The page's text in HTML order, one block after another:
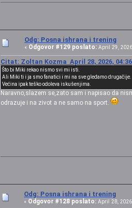
Odg: Posna ishrana i trening
« Odgovor #129 poslato: April 29,
Citat: Zoltan Kozma April 28, 2026,
Što bi Miki rekao nismo svi mi isti.
Ali Miki ti i ja smo fanatici i mi na sve gledamo drugačije.
Većina ipak teško odoleva iskušenjima.
Naravno,slazem se,zato sam i napisao da
odrazuje i na zivot a ne samo na sport.
Odg: Posna ishrana i trening
« Odgovor #128 poslato: April 28,